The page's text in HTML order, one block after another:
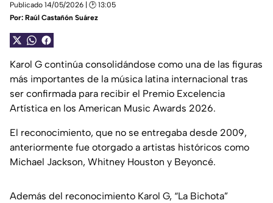
Publicado 14/05/2026 | 🕑 13:05
Por: Raúl Castañón Suárez
Karol G continúa consolidándose como una de las figuras
más importantes de la música latina internacional tras
ser confirmada para recibir el Premio Excelencia
Artística en los American Music Awards 2026.
El reconocimiento, que no se entregaba desde 2009,
anteriormente fue otorgado a artistas históricos como
Michael Jackson, Whitney Houston y Beyoncé.
Además del reconocimiento Karol G, “La Bichota”